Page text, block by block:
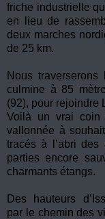
friche industrielle
en lieu de
deux marches
de 25 km.
Nous
culmine à 85
(92), pour rejoindre
Voilà un vrai
vallonnée à
tracés à l’abri des
parties encore
charmants étangs.
Des hauteurs
par le chemin des